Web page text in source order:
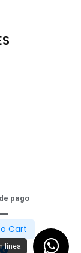
Cart
0
pago
línea